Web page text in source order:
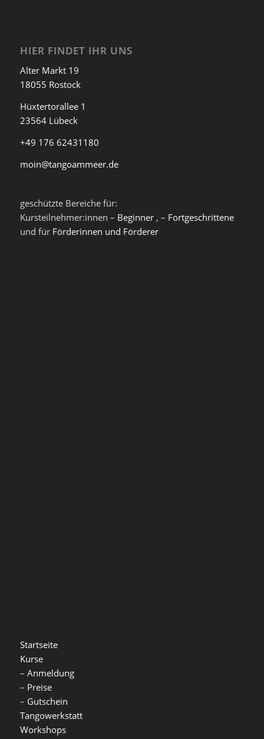
HIER FINDET IHR UNS
Alter Markt 19
18055 Rostock
Hüxtertorallee 1
23564 Lübeck
+49 176 62431180
moin@tangoammeer.de
geschützte Bereiche für:
Kursteilnehmer:innen – Beginner, – Fortgeschrittene
und für Förderinnen und Förderer
Startseite
Kurse
– Anmeldung
– Preise
– Gutschein
Tangowerkstatt
Workshops